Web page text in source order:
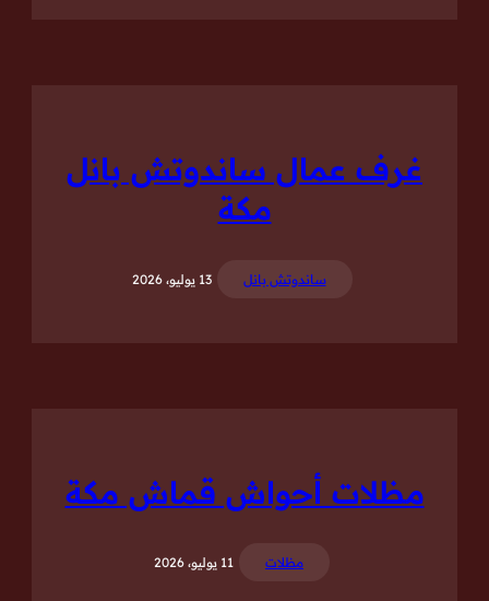
غرف عمال ساندوتش بانل
مكة
ساندوتش بانل 13 يوليو، 2026
مظلات أحواش قماش مكة
مظلات 11 يوليو، 2026